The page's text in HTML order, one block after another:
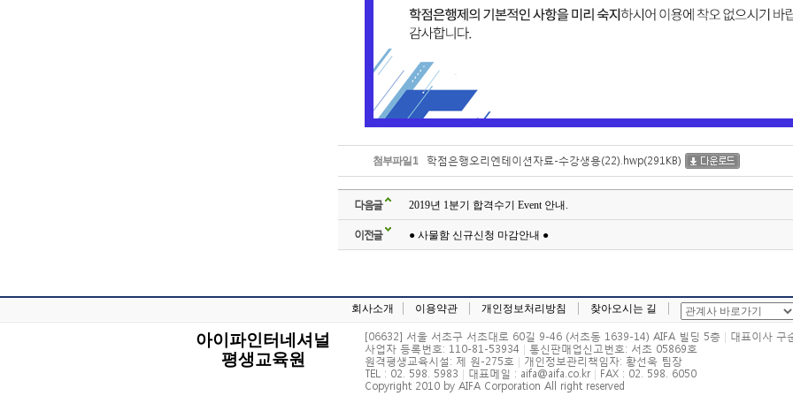
첨부파일 1 학점은행오리엔테이션자료-수강생용(22).hwp(291KB)
다음글 2019년 1분기 합격수기 Event 안내.
이전글 ● 사물함 신규신청 마감안내 ●
회사소개 이용약관 개인정보처리방침 찾아오시는 길
아이파인터네셔널
평생교육원
[06632] 서울 서초구 서초대로 60길 9-46 (서초동 1639-14) AIFA 빌딩 5층 | 대표이사 구
사업자 등록번호: 110-81-53934 | 통신판매업신고번호: 서초 05869호
원격평생교육시설: 제 원-275호 | 개인정보관리책임자: 황선욱 팀장
TEL : 02. 598. 5983 | 대표메일 : aifa@aifa.co.kr | FAX : 02. 598. 6050
Copyright 2010 by AIFA Corporation All right reserved